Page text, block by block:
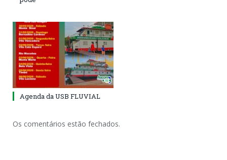
Agenda da USB FLUVIAL
Os comentários estão fechados.